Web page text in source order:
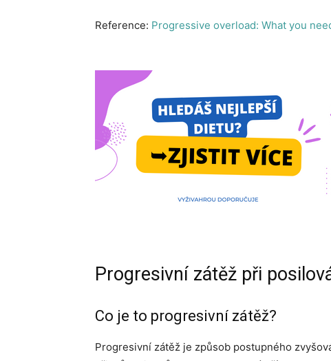
Reference: Progressive overload: What you
Progresivní zátěž při
Co je to progresivní zátěž?
Progresivní zátěž je způsob postupného